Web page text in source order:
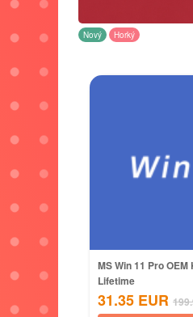
Nový Horký
MS Win 11 Pro OEM
Lifetime
31.35 EUR